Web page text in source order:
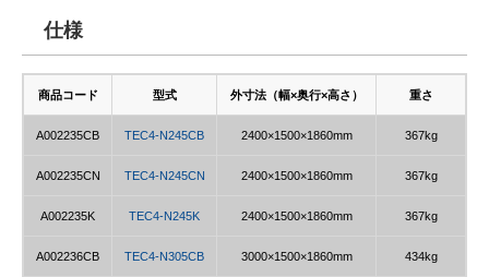
仕様
商品コード 型式 外寸法（幅×奥行×高さ） 重さ
A002235CB TEC4-N245CB 2400×1500×1860mm 367kg
A002235CN TEC4-N245CN 2400×1500×1860mm 367kg
A002235K TEC4-N245K 2400×1500×1860mm 367kg
A002236CB TEC4-N305CB 3000×1500×1860mm 434kg